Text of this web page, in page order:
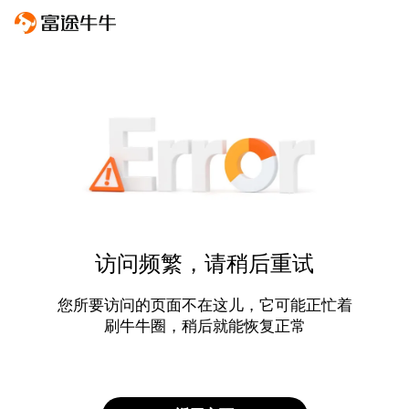
访问频繁，请稍后重试
您所要访问的页面不在这儿，它可能正忙着
刷牛牛圈，稍后就能恢复正常